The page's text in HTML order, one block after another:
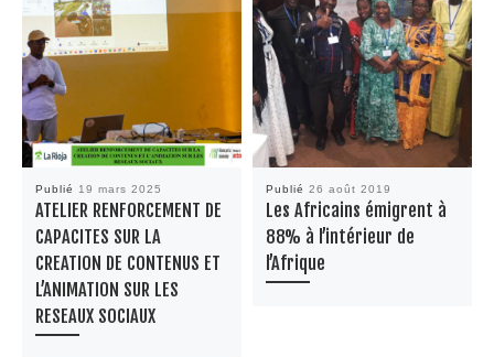
Publié 19 mars 2025
ATELIER RENFORCEMENT DE
CAPACITES SUR LA
CREATION DE CONTENUS ET
L’ANIMATION SUR LES
RESEAUX SOCIAUX
Publié 26 août 2019
Les Africains émigrent à
88% à l’intérieur de
l’Afrique